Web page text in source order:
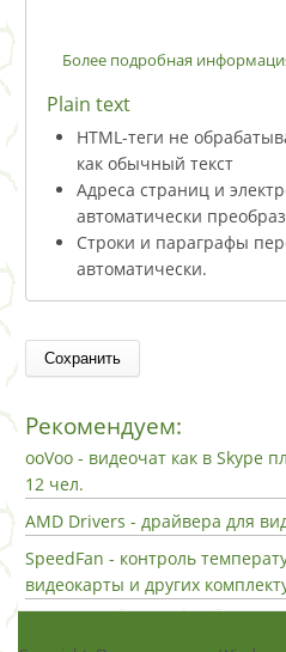
Более подробная
Plain text
HTML-теги не
как обычный текст
Адреса страниц и
автоматически
Строки и параграфы
автоматически.
Рекомендуем:
ooVoo - видеочат как в Skype
12 чел.
AMD Drivers - драйвера для
SpeedFan - контроль
видеокарты и других